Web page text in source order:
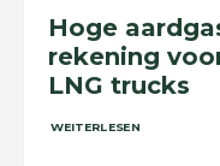
Hoge
rekening
LNG trucks
WEITERLESEN